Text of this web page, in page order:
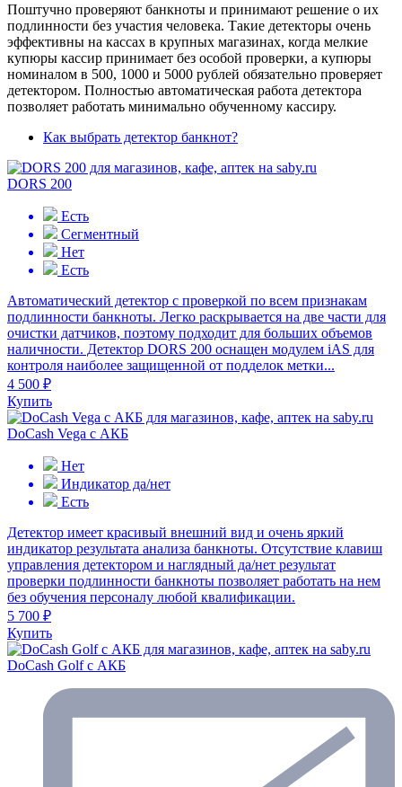
Поштучно проверяют банкноты и принимают решение о их
подлинности без участия человека. Такие детекторы очень
эффективны на кассах в крупных магазинах, когда мелкие
купюры кассир принимает без особой проверки, а купюры
номиналом в 500, 1000 и 5000 рублей обязательно проверяет
детектором. Полностью автоматическая работа детектора
позволяет работать минимально обученному кассиру.
Как выбрать детектор банкнот?
DORS 200
Есть
Сегментный
Нет
Есть
Автоматический детектор с проверкой по всем признакам
подлинности банкноты. Легко раскрывается на две части для
очистки датчиков, поэтому подходит для больших объемов
наличности. Детектор DORS 200 оснащен модулем iAS для
контроля наиболее защищенной от подделок метки...
4 500 ₽
Купить
DoCash Vega с АКБ
Нет
Индикатор да/нет
Есть
Детектор имеет красивый внешний вид и очень яркий
индикатор результата анализа банкноты. Отсутствие клавиш
управления детектором и наглядный да/нет результат
проверки подлинности банкноты позволяет работать на нем
без обучения персоналу любой квалификации.
5 700 ₽
Купить
DoCash Golf с АКБ